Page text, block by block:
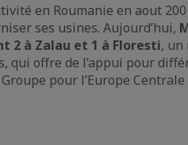
en Roumanie en aout
ses usines. Aujourd’hui,
2 à Zalau et 1 à Floresti, un
qui offre de l’appui pour
pour l’Europe